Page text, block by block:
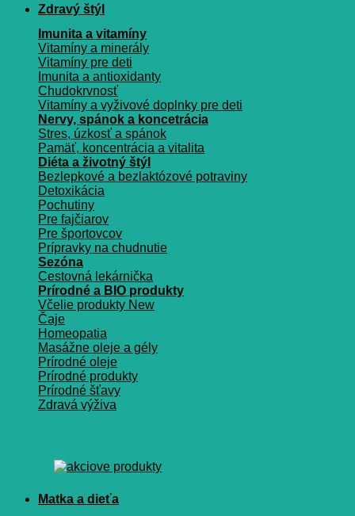
Zdravý štýl
Imunita a vitamíny
Vitamíny a minerály
Vitamíny pre deti
Imunita a antioxidanty
Chudokrvnosť
Vitamíny a vyživové doplnky pre deti
Nervy, spánok a koncetrácia
Stres, úzkosť a spánok
Pamäť, koncentrácia a vitalita
Diéta a životný štýl
Bezlepkové a bezlaktózové potraviny
Detoxikácia
Pochutiny
Pre fajčiarov
Pre športovcov
Prípravky na chudnutie
Sezóna
Cestovná lekárnička
Prírodné a BIO produkty
Včelie produkty
Čaje
Homeopatia
Masážne oleje a gély
Prírodné oleje
Prírodné produkty
Prírodné šťavy
Zdravá výživa
Matka a dieťa